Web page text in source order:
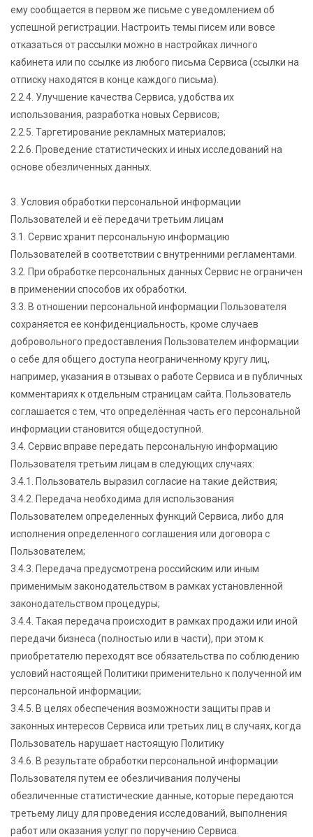
ему сообщается в первом же письме с уведомлением об
успешной регистрации. Настроить темы писем или вовсе
отказаться от рассылки можно в настройках личного
кабинета или по ссылке из любого письма Сервиса (ссылки на
отписку находятся в конце каждого письма).
2.2.4. Улучшение качества Сервиса, удобства их
использования, разработка новых Сервисов;
2.2.5. Таргетирование рекламных материалов;
2.2.6. Проведение статистических и иных исследований на
основе обезличенных данных.
3. Условия обработки персональной информации
Пользователей и её передачи третьим лицам
3.1. Сервис хранит персональную информацию
Пользователей в соответствии с внутренними регламентами.
3.2. При обработке персональных данных Сервис не ограничен
в применении способов их обработки.
3.3. В отношении персональной информации Пользователя
сохраняется ее конфиденциальность, кроме случаев
добровольного предоставления Пользователем информации
о себе для общего доступа неограниченному кругу лиц,
например, указания в отзывах о работе Сервиса и в публичных
комментариях к отдельным страницам сайта. Пользователь
соглашается с тем, что определённая часть его персональной
информации становится общедоступной.
3.4. Сервис вправе передать персональную информацию
Пользователя третьим лицам в следующих случаях:
3.4.1. Пользователь выразил согласие на такие действия;
3.4.2. Передача необходима для использования
Пользователем определенных функций Сервиса, либо для
исполнения определенного соглашения или договора с
Пользователем;
3.4.3. Передача предусмотрена российским или иным
применимым законодательством в рамках установленной
законодательством процедуры;
3.4.4. Такая передача происходит в рамках продажи или иной
передачи бизнеса (полностью или в части), при этом к
приобретателю переходят все обязательства по соблюдению
условий настоящей Политики применительно к полученной им
персональной информации;
3.4.5. В целях обеспечения возможности защиты прав и
законных интересов Сервиса или третьих лиц в случаях, когда
Пользователь нарушает настоящую Политику
3.4.6. В результате обработки персональной информации
Пользователя путем ее обезличивания получены
обезличенные статистические данные, которые передаются
третьему лицу для проведения исследований, выполнения
работ или оказания услуг по поручению Сервиса.